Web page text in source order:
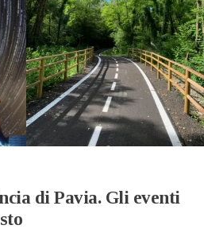
di Pavia. Gli eventi